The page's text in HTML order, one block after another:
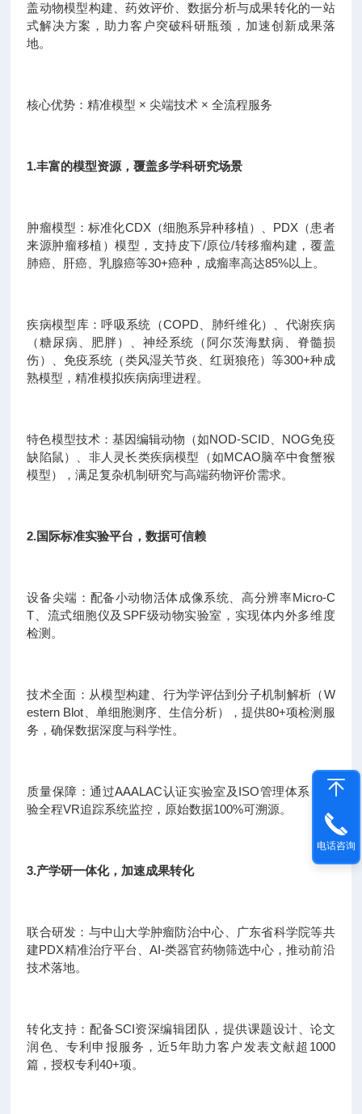
盖动物模型构建、药效评价、数据分析与成果转化的一站
式解决方案，助力客户突破科研瓶颈，加速创新成果落
地。
核心优势：精准模型 × 尖端技术 × 全流程服务
1.丰富的模型资源，覆盖多学科研究场景
肿瘤模型：标准化CDX（细胞系异种移植）、PDX（患者
来源肿瘤移植）模型，支持皮下/原位/转移瘤构建，覆盖
肺癌、肝癌、乳腺癌等30+癌种，成瘤率高达85%以上。
疾病模型库：呼吸系统（COPD、肺纤维化）、代谢疾病
（糖尿病、肥胖）、神经系统（阿尔茨海默病、脊髓损
伤）、免疫系统（类风湿关节炎、红斑狼疮）等300+种成
熟模型，精准模拟疾病病理进程。
特色模型技术：基因编辑动物（如NOD-SCID、NOG免疫
缺陷鼠）、非人灵长类疾病模型（如MCAO脑卒中食蟹猴
模型），满足复杂机制研究与高端药物评价需求。
2.国际标准实验平台，数据可信赖
设备尖端：配备小动物活体成像系统、高分辨率Micro-C
T、流式细胞仪及SPF级动物实验室，实现体内外多维度
检测。
技术全面：从模型构建、行为学评估到分子机制解析（W
estern Blot、单细胞测序、生信分析），提供80+项检测服
务，确保数据深度与科学性。
质量保障：通过AAALAC认证实验室及ISO管理体系，实
验全程VR追踪系统监控，原始数据100%可溯源。
3.产学研一体化，加速成果转化
联合研发：与中山大学肿瘤防治中心、广东省科学院等共
建PDX精准治疗平台、AI-类器官药物筛选中心，推动前沿
技术落地。
转化支持：配备SCI资深编辑团队，提供课题设计、论文
润色、专利申报服务，近5年助力客户发表文献超1000
篇，授权专利40+项。
电话咨询